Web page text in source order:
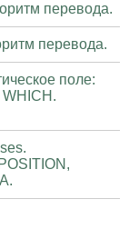
перевода.
перевода.
поле: